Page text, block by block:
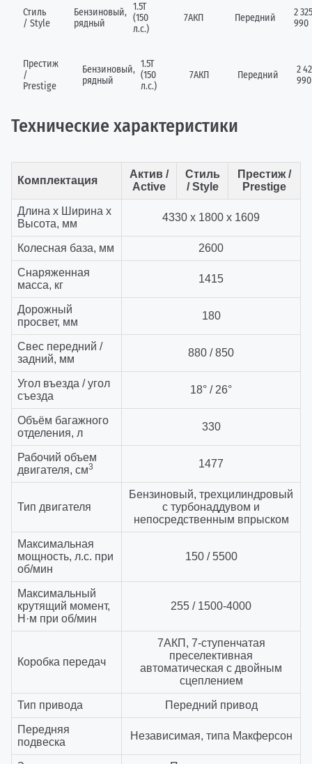
Стиль
/ Style
Бензиновый,
рядный
1.5T
(150
л.с.)
7АКП Передний
2 325
990
Престиж
/
Prestige
Бензиновый,
рядный
1.5T
(150
л.с.)
7АКП Передний
2
990
Технические характеристики
Комплектация
Актив /
Active
Стиль
/ Style
Престиж /
Prestige
Длина x Ширина x
Высота, мм
4330 х 1800 х 1609
Колесная база, мм 2600
Снаряженная
масса, кг
1415
Дорожный
просвет, мм
180
Свес передний /
задний, мм
880 / 850
Угол въезда / угол
съезда
18° / 26°
Объём багажного
отделения, л
330
Рабочий объем
двигателя, см3 1477
Тип двигателя
Бензиновый, трехцилиндровый
с турбонаддувом и
непосредственным впрыском
Максимальная
мощность, л.с. при
об/мин
150 / 5500
Максимальный
крутящий момент,
Н·м при об/мин
255 / 1500-4000
Коробка передач
7АКП, 7-ступенчатая
преселективная
автоматическая с двойным
сцеплением
Тип привода Передний привод
Передняя
подвеска
Независимая, типа Макферсон